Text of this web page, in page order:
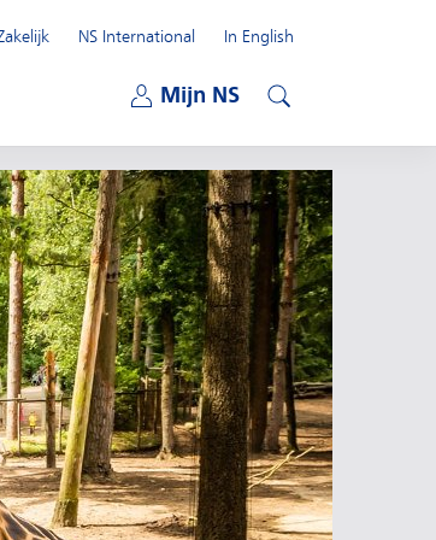
Mijn NS
NS International
In English